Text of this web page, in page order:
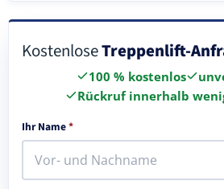
KostenloseTreppenlift-
100 % kostenlos
Rückruf innerhalb
Ihr Name*